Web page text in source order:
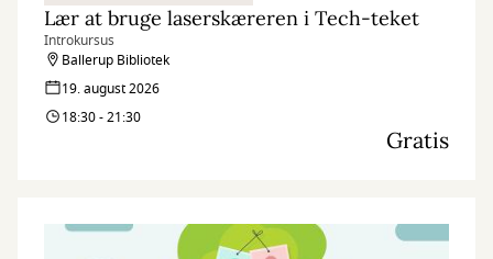
Lær at bruge laserskæreren i Tech-teket
Introkursus
Ballerup Bibliotek
19. august 2026
18:30 - 21:30
Gratis